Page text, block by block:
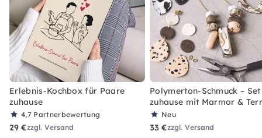
Erlebnis-Kochbox für Paare
zuhause
4,7 Partnerbewertung
29 €zzgl. Versand
Polymerton-Schmuck –
zuhause mit Marmor &
Neu
33 €zzgl. Versand